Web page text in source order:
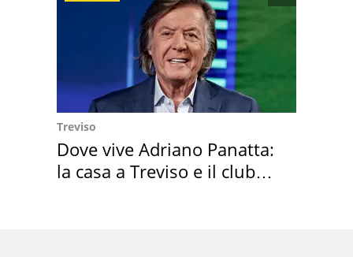
Treviso
Dove vive Adriano Panatta:
la casa a Treviso e il club